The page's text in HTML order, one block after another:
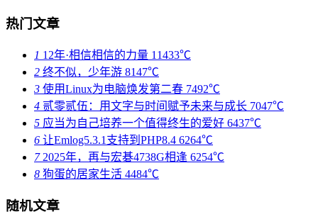
热门文章
1 12年·相信相信的力量 11433℃
2 终不似，少年游 8147℃
3 使用Linux为电脑焕发第二春 7492℃
4 贰零贰伍：用文字与时间赋予未来与成长 7047℃
5 应当为自己培养一个值得终生的爱好 6437℃
6 让Emlog5.3.1支持到PHP8.4 6264℃
72025年，再与宏碁4738G相逢 6254℃
8 狗蛋的居家生活 4484℃
随机文章